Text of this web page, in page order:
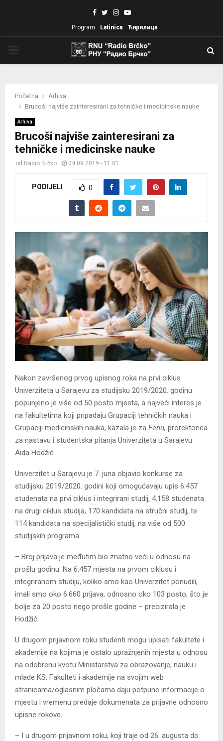
Facebook
TwitterInstagram
Youtube
Program Latinica Ћирилица
Početna
Arhiva
Brucoši najviše zainteresirani za tehničke i medicinske nauke
Arhiva
Brucoši najviše zainteresirani za
tehničke i medicinske nauke
od Radio Brčko 04.09.2019 - 11:01
PODIJELI 0
Nakon završenog prvog upisnog roka na prvi ciklus
Univerziteta u Sarajevu za studijsku 2019/2020. godinu
popunjeno je više od 50 posto mjesta, a najveći interes je
na fakultetima koji pripadaju Grupaciji tehničkih nauka i
Grupaciji medicinskih nauka, kazala je za Fenu, prorektorica
za nastavu i studentska pitanja Univerziteta u Sarajevu
Aida Hodžić.
Univerzitet u Sarajevu je 7. juna objavio konkurse za
studijsku 2019/2020. godini koji omogućavaju upis 6.457
studenata na prvi ciklus i integrirani studij, 4.158 studenata
na drugi ciklus studija, 170 kandidata na stručni studij, te
114 kandidata na specijalistički studij, na više od 500
studijskih programa.
– Broj prijava je međutim bio znatno veći u odnosu na
prošlu godinu. Na 6.457 mjesta na prvom ciklusu i
integriranom studiju, koliko smo kao Univerzitet ponudili,
imali smo oko 6.660 prijava, odnosno oko 103 posto, što je
bolje za 20 posto nego prošle godine – precizirala je
Hodžić.
U drugom prijavnom roku studenti mogu upisati fakultete i
akademije na kojima je ostalo upražnjenih mjesta u odnosu
na odobrenu kvotu Ministarstva za obrazovanje, nauku i
mlade KS. Fakulteti i akademije na svojim web
stranicama/oglasnim pločama daju potpune informacije o
mjestu i vremenu predaje dokumenata za prijavne odnosno
upisne rokove.
– I u drugom prijavnom roku, koji traje od 26. augusta do